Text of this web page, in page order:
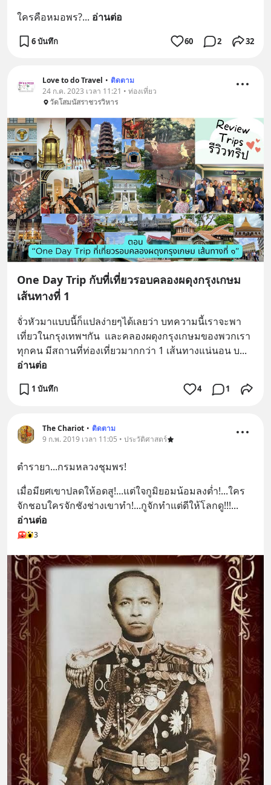
ใครคือหมอพร?... อ่านต่อ
6 บันทึก 60 2 32
Love to do Travel • ติดตาม
24 ก.ค. 2023 เวลา 11:21 • ท่องเที่ยว
วัดโสมนัสราชวรวิหาร
One Day Trip กับที่เที่ยวรอบคลองผดุงกรุงเกษม
เส้นทางที่ 1
จั่วหัวมาแบบนี้ก็แปลง่ายๆได้เลยว่า บทความนี้เราจะพา
เที่ยวในกรุงเทพฯกัน  และคลองผดุงกรุงเกษมของพวกเรา
ทุกคน มีสถานที่ท่องเที่ยวมากกว่า 1 เส้นทางแน่นอน บ
อ่านต่อ
1 บันทึก 4 1
The Chariot • ติดตาม
9 ก.พ. 2019 เวลา 11:05 • ประวัติศาสตร์
ตำรายา...กรมหลวงชุมพร!
เมื่อมียศเขาปลดให้อดสู!...แต่ใจกูมิยอมน้อมลงต่ำ!...ใคร
จักชอบใครจักชังช่างเขาทำ!...กูจักทำแต่ดีให้โลกดู!!!
อ่านต่อ
3